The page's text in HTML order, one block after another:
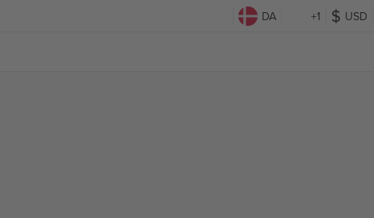
DA +1 USD